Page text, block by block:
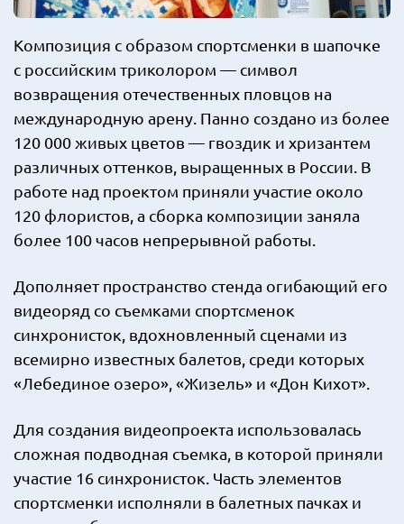
Композиция с образом спортсменки в шапочке
с российским триколором — символ
возвращения отечественных пловцов на
международную арену. Панно создано из более
120 000 живых цветов — гвоздик и хризантем
различных оттенков, выращенных в России. В
работе над проектом приняли участие около
120 флористов, а сборка композиции заняла
более 100 часов непрерывной работы.
Дополняет пространство стенда огибающий его
видеоряд со съемками спортсменок
синхронисток, вдохновленный сценами из
всемирно известных балетов, среди которых
«Лебединое озеро», «Жизель» и «Дон Кихот».
Для создания видеопроекта использовалась
сложная подводная съемка, в которой приняли
участие 16 синхронисток. Часть элементов
спортсменки исполняли в балетных пачках и